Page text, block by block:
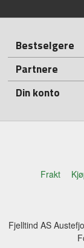
Bestselgere
Partnere
Din konto
Frakt
Fjelltind AS